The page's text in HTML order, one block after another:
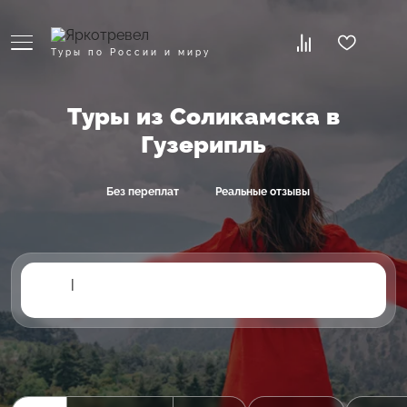
Туры по России и миру
Туры из Соликамска в
Гузерипль
Без переплат Реальные отзывы
|